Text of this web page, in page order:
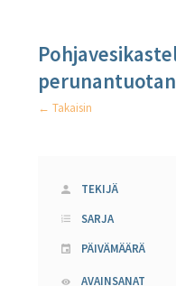
← Takaisin
TEKIJÄ
SARJA
PÄIVÄMÄÄRÄ
AVAINSANAT